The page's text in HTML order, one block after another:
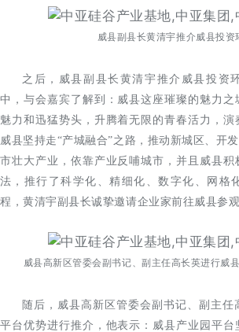
威县副县长黄清宇推介威县投资
之后，威县副县长黄清宇推介威县投资
中，与会嘉宾了解到：威县这座璀璨的魅力之
魅力和迅猛势头，升腾着无限的青春活力，演
威县坚持走“产城融合”之路，推动新城区、开
市壮大产业，依靠产业反哺城市，并且威县积
法，推行了科学化、精细化、数字化、网格
程，黄清宇副县长诚挚邀请企业家前往威县参
威县高新区管委会副书记、副主任高长英进行威
随后，威县高新区管委会副书记、副主任
平台优势进行推介，他表示：威县产业园平台